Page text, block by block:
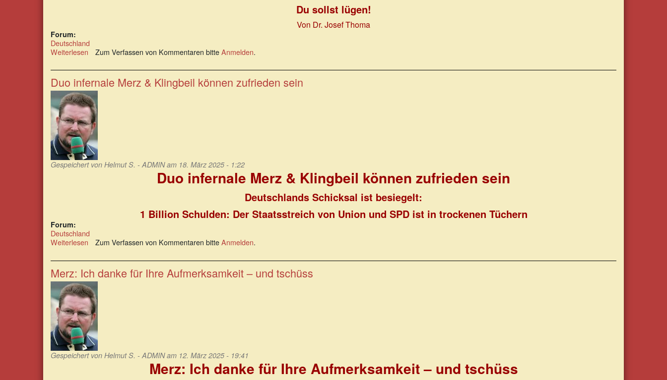
Du sollst lügen!
Von Dr. Josef Thoma
Forum:
Deutschland
Weiterlesen über
und
Schwindeln
als
neuer
Verhaltensmaßstab
Zum Verfassen von Kommentaren bitteAnmelden.
Duo infernale Merz & Klingbeil können zufrieden sein
Gespeichert von Helmut S. - ADMINam 18. März 2025 - 1:22
Duo infernale Merz & Klingbeil können zufrieden sein
Deutschlands Schicksal ist besiegelt:
1 Billion Schulden: Der Staatsstreich von Union und SPD ist in trockenen Tüchern
Forum:
Deutschland
Weiterlesen über
infernale
Merz
&
Klingbeil
können
zufrieden
sein
Zum Verfassen von Kommentaren bitteAnmelden.
Merz: Ich danke für Ihre Aufmerksamkeit – und tschüss
Gespeichert von Helmut S. - ADMINam 12. März 2025 - 19:41
Merz: Ich danke für Ihre Aufmerksamkeit – und tschüss